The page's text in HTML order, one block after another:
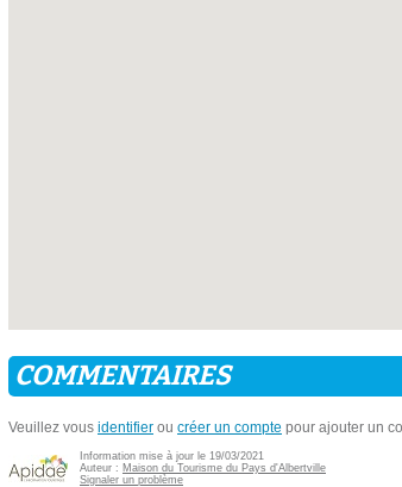
COMMENTAIRES
Veuillez vous identifier ou créer un compte pour ajouter un
Information mise à jour le 19/03/2021
Auteur : Maison du Tourisme du Pays d'Albertville
Signaler un problème